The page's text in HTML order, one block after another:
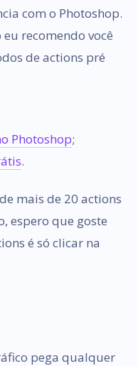
com o Photoshop.
recomendo você
de actions pré
Photoshop;
.
mais de 20 actions
espero que goste
é só clicar na
pega qualquer